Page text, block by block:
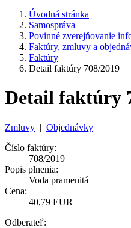
Úvodná stránka
Samospráva
Povinné zverejňovanie
Faktúry, zmluvy a
Faktúry
Detail faktúry 708/2019
Detail faktúry
Zmluvy | Objednávky
Číslo faktúry:
708/2019
Popis plnenia:
Voda pramenitá
Cena:
40,79 EUR
Odberateľ: